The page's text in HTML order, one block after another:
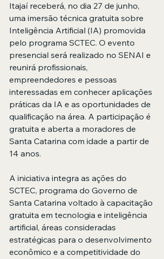
Itajaí receberá, no dia 27 de junho,
uma imersão técnica gratuita sobre
Inteligência Artificial (IA) promovida
pelo programa SCTEC. O evento
presencial será realizado no SENAI e
reunirá profissionais,
empreendedores e pessoas
interessadas em conhecer aplicações
práticas da IA e as oportunidades de
qualificação na área. A participação é
gratuita e aberta a moradores de
Santa Catarina com idade a partir de
14 anos.
A iniciativa integra as ações do
SCTEC, programa do Governo de
Santa Catarina voltado à capacitação
gratuita em tecnologia e inteligência
artificial, áreas consideradas
estratégicas para o desenvolvimento
econômico e a competitividade do